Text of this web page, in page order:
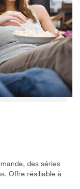
des séries
Offre résiliable à